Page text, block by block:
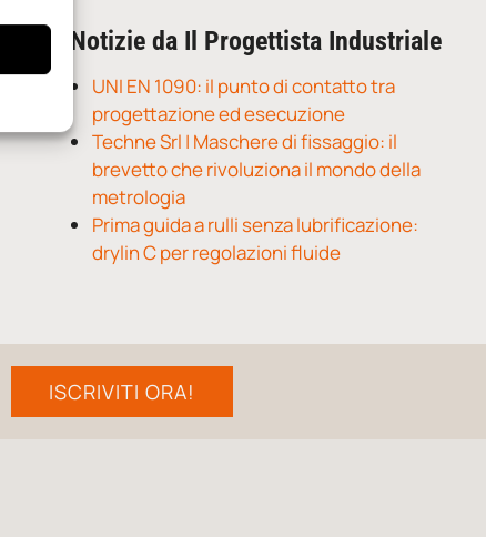
Notizie da Il Progettista Industriale
UNI EN 1090: il punto di contatto tra
progettazione ed esecuzione
Techne Srl | Maschere di fissaggio: il
brevetto che rivoluziona il mondo della
metrologia
Prima guida a rulli senza lubrificazione:
drylin C per regolazioni fluide
ISCRIVITI ORA!